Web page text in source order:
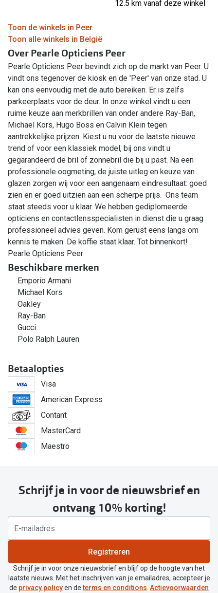
12.5 km vanaf deze winkel
Toon de winkels in Peer
Toon alle winkels in België
Over Pearle Opticiens Peer
Pearle Opticiens Peer bevindt zich op de markt van Peer. U
vindt ons tegenover de kiosk en de 'Peer' van onze stad. U
kan ons eenvoudig met de auto bereiken. Er is zelfs
parkeerplaats voor de deur. In onze winkel vindt u een
ruime keuze aan merkbrillen van onder andere Ray-Ban,
Michael Kors, Hugo Boss en Calvin Klein tegen
aantrekkelijke prijzen. Kiest u nu voor de laatste nieuwe
trend of voor een klassiek model, bij ons vindt u
gegarandeerd de bril of zonnebril die bij u past. Na een
professionele oogmeting, de juiste uitleg en keuze van
glazen zorgen wij voor een aangenaam eindresultaat: goed
zien en er goed uitzien aan een scherpe prijs. Ons team
staat steeds voor u klaar. We hebben gediplomeerde
opticiens en contactlensspecialisten in dienst die u graag
professioneel advies geven. Kom gerust eens langs om
kennis te maken. De koffie staat klaar. Tot binnenkort!
Pearle Opticiens Peer
Beschikbare merken
Emporio Armani
Michael Kors
Oakley
Ray-Ban
Gucci
Polo Ralph Lauren
Betaalopties
Visa
American Express
Contant
MasterCard
Maestro
Schrijf je in voor de nieuwsbrief en
ontvang 10% korting!
Registreren
Schrijf je in voor onze nieuwsbrief en blijf op de hoogte van het
laatste nieuws. Met het inschrijven van je emailadres, accepteer je
de privacy policyen determs en conditions. Actievoorwaarden